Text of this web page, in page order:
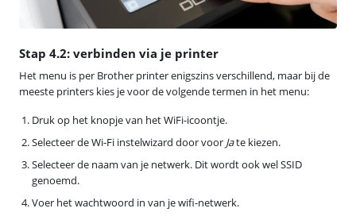
Stap 4.2: verbinden via je printer
Het menu is per Brother printer enigszins verschillend, maar bij de
meeste printers kies je voor de volgende termen in het menu:
Druk op het knopje van het WiFi-icoontje.
Selecteer de Wi-Fi instelwizard door voor Jate kiezen.
Selecteer de naam van je netwerk. Dit wordt ook wel SSID
genoemd.
Voer het wachtwoord in van je wifi-netwerk.